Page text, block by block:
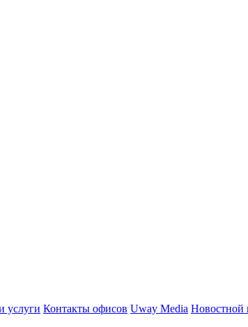
услуги Контакты офисов Uway Media Новостной